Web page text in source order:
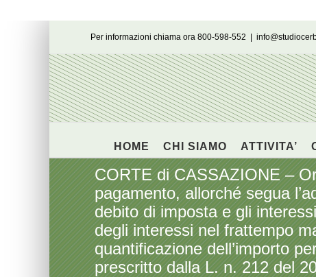
Per informazioni chiama ora 800-598-552
HOME CHI SIAMO ATTIVITA’
CORTE di CASSAZIONE –
pagamento, allorché segua
debito di imposta e gli
degli interessi nel frattempo
quantificazione dell’importo
prescritto dalla L. n. 212 del